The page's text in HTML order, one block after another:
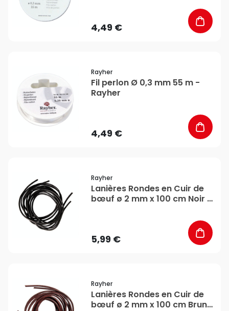
4,49 €
Rayher
Fil perlon Ø 0,3 mm 55 m -
Rayher
4,49 €
Rayher
Lanières Rondes en Cuir de
bœuf ø 2 mm x 100 cm Noir 2
5,99 €
Rayher
Lanières Rondes en Cuir de
bœuf ø 2 mm x 100 cm Brun